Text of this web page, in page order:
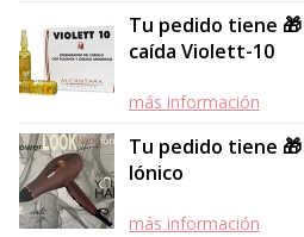
Tu pedido tiene
caída Violett-10
más información
Tu pedido tiene
Iónico
más información